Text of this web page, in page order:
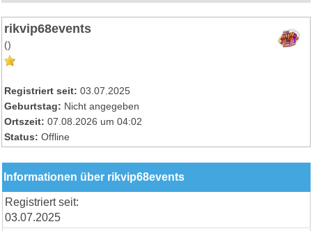
rikvip68events
()
Registriert seit: 03.07.2025
Geburtstag: Nicht angegeben
Ortszeit: 07.08.2026 um 04:02
Status: Offline
Informationen über rikvip68events
Registriert seit:
03.07.2025